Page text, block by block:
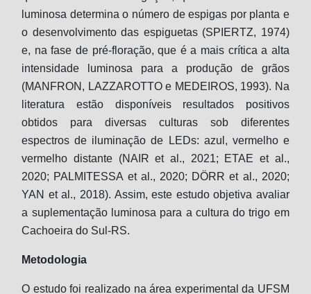
luminosa determina o número de espigas por planta e
o desenvolvimento das espiguetas (SPIERTZ, 1974)
e, na fase de pré-floração, que é a mais crítica a alta
intensidade luminosa para a produção de grãos
(MANFRON, LAZZAROTTO e MEDEIROS, 1993). Na
literatura estão disponíveis resultados positivos
obtidos para diversas culturas sob diferentes
espectros de iluminação de LEDs: azul, vermelho e
vermelho distante (NAIR et al., 2021; ETAE et al.,
2020; PALMITESSA et al., 2020; DÖRR et al., 2020;
YAN et al., 2018). Assim, este estudo objetiva avaliar
a suplementação luminosa para a cultura do trigo em
Cachoeira do Sul-RS.
Metodologia
O estudo foi realizado na área experimental da UFSM